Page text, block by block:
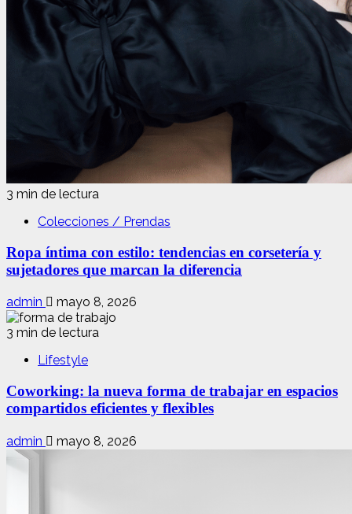
3 min de lectura
Colecciones / Prendas
Ropa íntima con estilo: tendencias en corsetería y
sujetadores que marcan la diferencia
admin mayo 8, 2026
3 min de lectura
Lifestyle
Coworking: la nueva forma de trabajar en espacios
compartidos eficientes y flexibles
admin mayo 8, 2026